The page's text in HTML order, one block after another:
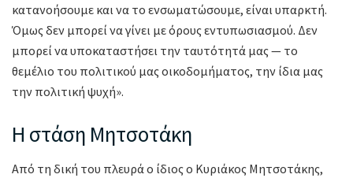
κατανοήσουμε και να το ενσωματώσουμε, είναι υπαρκτή.
Όμως δεν μπορεί να γίνει με όρους εντυπωσιασμού. Δεν
μπορεί να υποκαταστήσει την ταυτότητά μας — το
θεμέλιο του πολιτικού μας οικοδομήματος, την ίδια μας
την πολιτική ψυχή».
Η στάση Μητσοτάκη
Από τη δική του πλευρά ο ίδιος ο Κυριάκος Μητσοτάκης,